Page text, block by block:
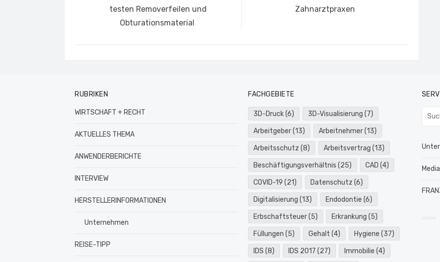
testen Removerfeilen und
Obturationsmaterial
Zahnarztpraxen
RUBRIKEN
WIRTSCHAFT + RECHT
AKTUELLES THEMA
ANWENDERBERICHTE
INTERVIEW
HERSTELLERINFORMATIONEN
Unternehmen
REISE-TIPP
FACHGEBIETE
3D-Druck(6) 3D-Visualisierung (7)
Arbeitgeber(13) Arbeitnehmer(13)
Arbeitsschutz (8) Arbeitsvertrag (13)
Beschäftigungsverhältnis (25) CAD (4)
COVID-19 (21) Datenschutz (6)
Digitalisierung (13) Endodontie (6)
Erbschaftsteuer(5) Erkrankung (5)
Füllungen (5) Gehalt (4) Hygiene (37)
IDS (8) IDS 2017 (27) Immobilie (4)
intern